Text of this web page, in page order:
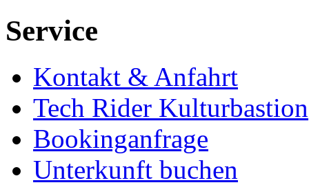
Service
Kontakt & Anfahrt
Tech Rider Kulturbastion
Bookinganfrage
Unterkunft buchen